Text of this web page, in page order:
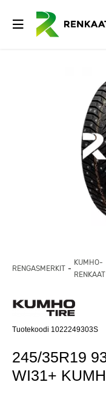
RENGASMERKIT
KUMHO-
RENKAAT
Tuotekoodi 1022249303S
245/35R19
WI31+